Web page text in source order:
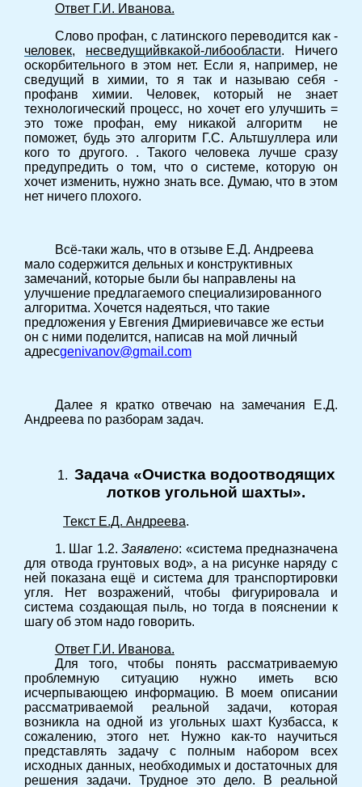
Ответ Г.И. Иванова.
Слово профан, с латинского переводится как -
человек, несведущийвкакой-либообласти. Ничего
оскорбительного в этом нет. Если я, например, не
сведущий в химии, то я так и называю себя -
профанв химии. Человек, который не знает
технологический процесс, но хочет его улучшить =
это тоже профан, ему никакой алгоритм не
поможет, будь это алгоритм Г.С. Альтшуллера или
кого то другого. . Такого человека лучше сразу
предупредить о том, что о системе, которую он
хочет изменить, нужно знать все. Думаю, что в этом
нет ничего плохого.
Всё-таки жаль, что в отзыве Е.Д. Андреева
мало содержится дельных и конструктивных
замечаний, которые были бы направлены на
улучшение предлагаемого специализированного
алгоритма. Хочется надеяться, что такие
предложения у Евгения Дмириевичавсе же естьи
он с ними поделится, написав на мой личный
адресgenivanov@gmail .com
Далее я кратко отвечаю на замечания Е.Д.
Андреева по разборам задач.
1. Задача «Очистка водоотводящих
лотков угольной шахты».
Текст Е.Д. Андреева.
1. Шаг 1.2.Заявлено: «система предназначена
для отвода грунтовых вод», а на рисунке наряду с
ней показана ещё и система для транспортировки
угля. Нет возражений, чтобы фигурировала и
система создающая пыль, но тогда в пояснении к
шагу об этом надо говорить.
Ответ Г.И. Иванова.
Для того, чтобы понять рассматриваемую
проблемную ситуацию нужно иметь всю
исчерпывающею информацию. В моем описании
рассматриваемой реальной задачи, которая
возникла на одной из угольных шахт Кузбасса, к
сожалению, этого нет. Нужно как-то научиться
представлять задачу с полным набором всех
исходных данных, необходимых и достаточных для
решения задачи. Трудное это дело. В реальной